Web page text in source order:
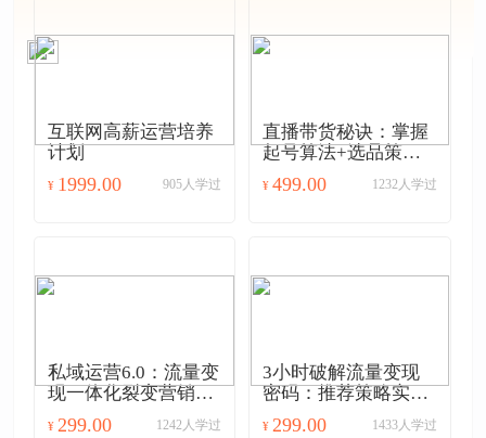
互联网高薪运营培养
计划
¥ 1999.00 905人学过
直播带货秘诀：掌握
起号算法+选品策
略，打造爆款直播间
¥ 499.00 1232人学过
私域运营6.0：流量变
现一体化裂变营销系
统详解
¥ 299.00 1242人学过
3小时破解流量变现
密码：推荐策略实战
课
¥ 299.00 1433人学过